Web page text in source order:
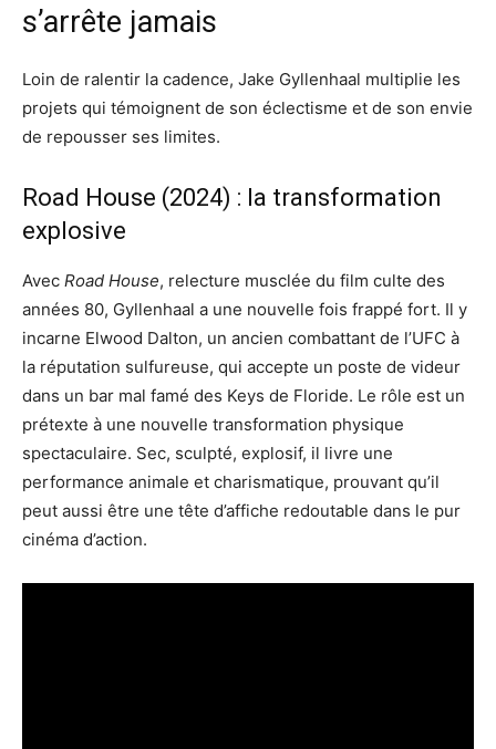
s’arrête jamais
Loin de ralentir la cadence, Jake Gyllenhaal multiplie les
projets qui témoignent de son éclectisme et de son envie
de repousser ses limites.
Road House (2024) : la transformation
explosive
Avec Road House, relecture musclée du film culte des
années 80, Gyllenhaal a une nouvelle fois frappé fort. Il y
incarne Elwood Dalton, un ancien combattant de l’UFC à
la réputation sulfureuse, qui accepte un poste de videur
dans un bar mal famé des Keys de Floride. Le rôle est un
prétexte à une nouvelle transformation physique
spectaculaire. Sec, sculpté, explosif, il livre une
performance animale et charismatique, prouvant qu’il
peut aussi être une tête d’affiche redoutable dans le pur
cinéma d’action.